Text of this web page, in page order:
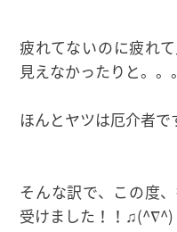
疲れてないのに疲れ
見えなかったりと。。。
ほんとヤツは厄介者で
そんな訳で、この度
受けました！！♫(^∇^)